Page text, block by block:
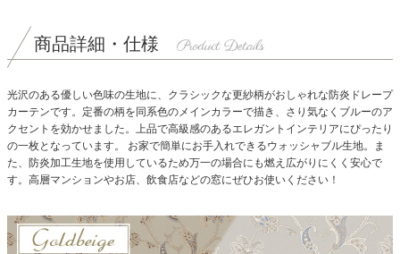
商品詳細・仕様
光沢のある優しい色味の生地に、クラシックな更紗柄がおしゃれな防炎ドレープ
カーテンです。定番の柄を同系色のメインカラーで描き、さり気なくブルーのア
クセントを効かせました。上品で高級感のあるエレガントインテリアにぴったり
の一枚となっています。
お家で簡単にお手入れできるウォッシャブル生地。ま
た、防炎加工生地を使用しているため万一の場合にも燃え広がりにくく安心で
す。高層マンションやお店、飲食店などの窓にぜひお使いください！